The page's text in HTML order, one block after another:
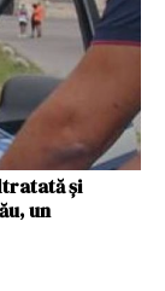
și
un